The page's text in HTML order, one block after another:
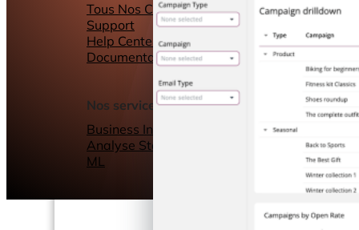
Tous Nos Canaux de
Support
Help Center &
Documentation
Nos services
Business Intelligence
Analyse Statistique &
ML
Tableaux de
Connecteurs
Webinars
Notre blog